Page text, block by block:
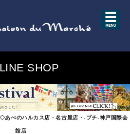
SHOP
べのハルカス店・名古屋店・-プチ-神戸国際会
館店